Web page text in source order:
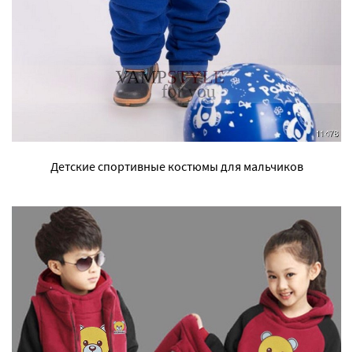
Детские спортивные костюмы для мальчиков